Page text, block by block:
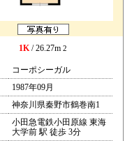
1K/ 26.27m 2
コーポシーガル
1987年09月
神奈川県秦野市鶴巻南1
小田急電鉄小田原線 東海
大学前 駅 徒歩 3分